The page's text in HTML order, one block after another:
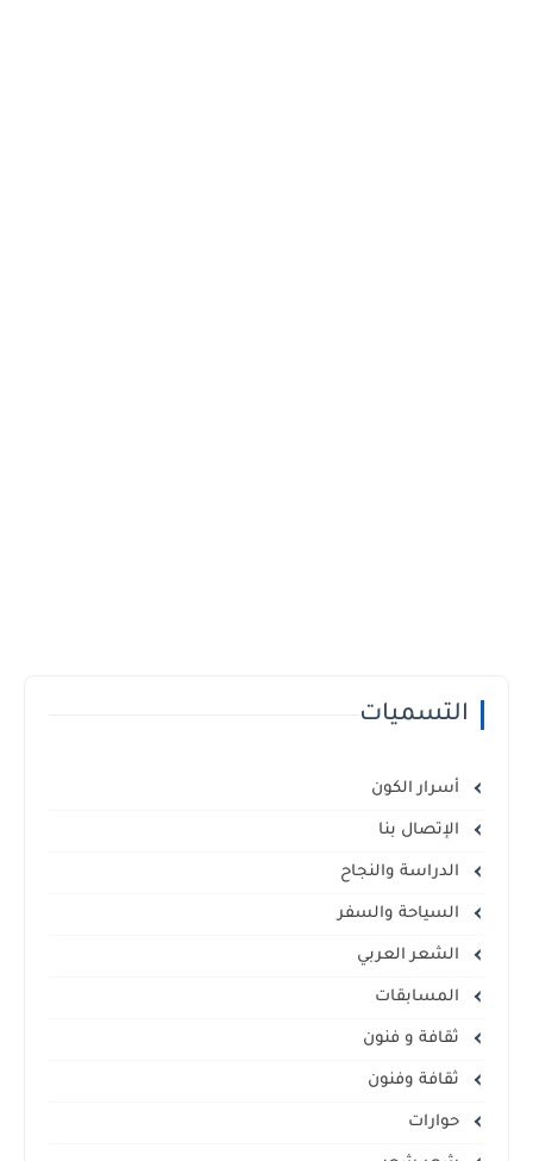
التسميات
أسرار الكون
الإتصال بنا
الدراسة والنجاح
السياحة والسفر
الشعر العربي
المسابقات
ثقافة و فنون
ثقافة وفنون
حوارات